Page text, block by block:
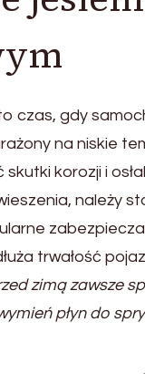
czas, gdy
na niskie
skutki korozji i
należy
trwałość
zimą zawsze
płyn do